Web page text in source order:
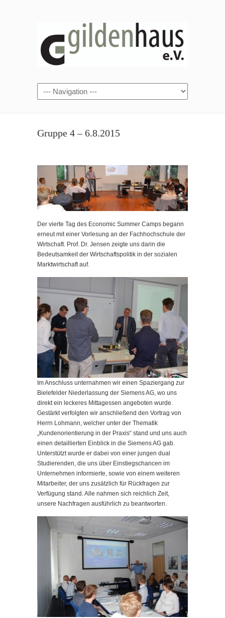
Gruppe 4 – 6.8.2015
Der vierte Tag des Economic Summer Camps begann
erneut mit einer Vorlesung an der Fachhochschule der
Wirtschaft. Prof. Dr. Jensen zeigte uns darin die
Bedeutsamkeit der Wirtschaftspolitik in der sozialen
Marktwirtschaft auf.
Im Anschluss unternahmen wir einen Spaziergang zur
Bielefelder Niederlassung der Siemens AG, wo uns
direkt ein leckeres Mittagessen angeboten wurde.
Gestärkt verfolgten wir anschließend den Vortrag von
Herrn Lohmann, welcher unter der Thematik
„Kundenorientierung in der Praxis“ stand und uns auch
einen detaillierten Einblick in die Siemens AG gab.
Unterstützt wurde er dabei von einer jungen dual
Studierenden, die uns über Einstiegschancen im
Unternehmen informierte, sowie von einem weiteren
Mitarbeiter, der uns zusätzlich für Rückfragen zur
Verfügung stand. Alle nahmen sich reichlich Zeit,
unsere Nachfragen ausführlich zu beantworten.